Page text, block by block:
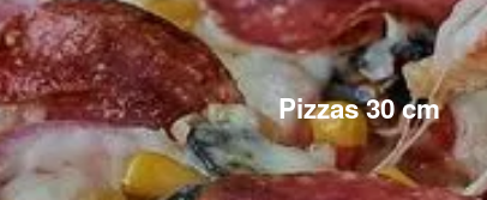
Pizzas 30 cm